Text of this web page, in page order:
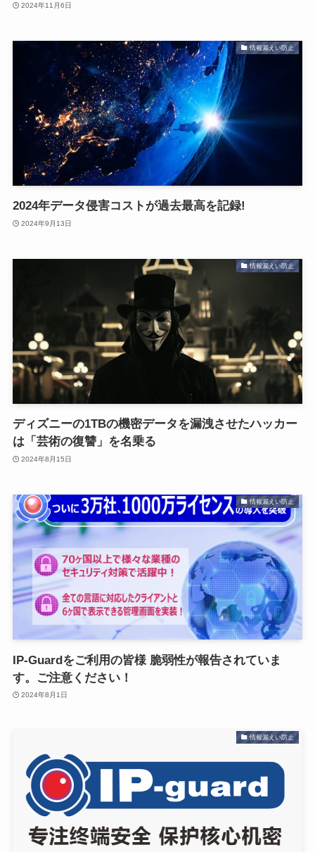
2024年11月6日
情報漏えい防止
2024年データ侵害コストが過去最高を記録!
2024年9月13日
情報漏えい防止
ディズニーの1TBの機密データを漏洩させたハッカー
は「芸術の復讐」を名乗る
2024年8月15日
情報漏えい防止
IP-Guardをご利用の皆様 脆弱性が報告されていま
す。ご注意ください！
2024年8月1日
情報漏えい防止